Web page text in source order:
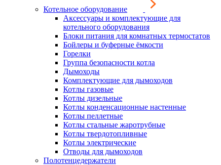
Котельное оборудование
Аксессуары и комплектующие для
котельного оборудования
Блоки питания для комнатных термостатов
Бойлеры и буферные ёмкости
Горелки
Группа безопасности котла
Дымоходы
Комплектующие для дымоходов
Котлы газовые
Котлы дизельные
Котлы конденсационные настенные
Котлы пеллетные
Котлы стальные жаротрубные
Котлы твердотопливные
Котлы электрические
Отводы для дымоходов
Полотенцедержатели